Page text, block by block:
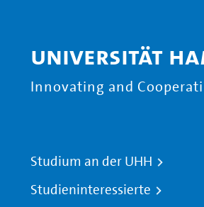
Universität
Innovating and
Studium an der UHH
Studieninteressierte